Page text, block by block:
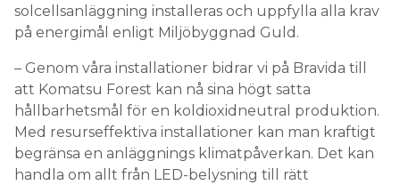
solcellsanläggning installeras och uppfylla alla krav
på energimål enligt Miljöbyggnad Guld.
– Genom våra installationer bidrar vi på Bravida till
att Komatsu Forest kan nå sina högt satta
hållbarhetsmål för en koldioxidneutral produktion.
Med resurseffektiva installationer kan man kraftigt
begränsa en anläggnings klimatpåverkan. Det kan
handla om allt från LED-belysning till rätt